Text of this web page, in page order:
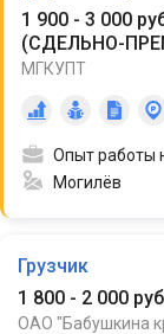
1 900 - 3 000
(СДЕЛЬНО-
МГКУПТ
Опыт работы
Могилёв
Грузчик
1 800 - 2 000
ОАО "Бабушкина